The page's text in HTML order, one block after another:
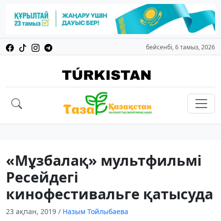
бейсенбі, 6 тамыз, 2026
«Мұзбалақ» мультфильмі
Ресейдегі
кинофестивальге қатысуда
23 ақпан, 2019 / Назым Тойлыбаева